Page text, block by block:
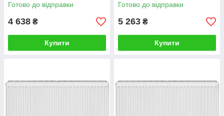
Готово до відправки
4 638 ₴
Купити
Готово до відправки
5 263 ₴
Купити